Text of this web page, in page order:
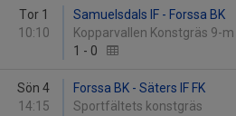
Tor 1
10:10
Samuelsdals IF - Forssa BK
Kopparvallen Konstgräs 9-m
1 - 0
Sön 4
14:15
Forssa BK - Säters IF FK
Sportfältets konstgräs